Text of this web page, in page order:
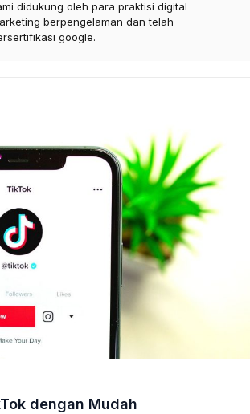
didukung oleh para praktisi digital
berpengelaman dan telah
google.
dengan Mudah